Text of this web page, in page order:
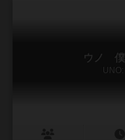
ウノ 僕